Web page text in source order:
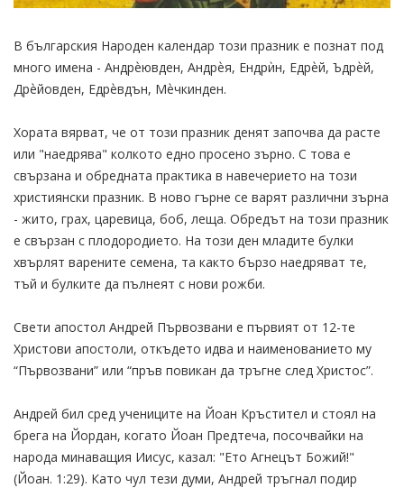
В българския Народен календар този празник е познат под
много имена - Андрѐювден, Андрѐя, Ендрѝн, Едрѐй, Ъдрѐй,
Дрѐйовден, Едрѐвдън, Мѐчкинден.
Хората вярват, че от този празник денят започва да расте
или "наедрява" колкото едно просено зърно. С това е
свързана и обредната практика в навечерието на този
християнски празник. В ново гърне се варят различни зърна
- жито, грах, царевица, боб, леща. Обредът на този празник
е свързан с плодородието. На този ден младите булки
хвърлят варените семена, та както бързо наедряват те,
тъй и булките да пълнеят с нови рожби.
Свети апостол Андрей Първозвани е първият от 12-те
Христови апостоли, откъдето идва и наименованието му
“Първозвани” или “пръв повикан да тръгне след Христос”.
Андрей бил сред учениците на Йоан Кръстител и стоял на
брега на Йордан, когато Йоан Предтеча, посочвайки на
народа минаващия Иисус, казал: "Ето Агнецът Божий!"
(Йоан. 1:29). Като чул тези думи, Андрей тръгнал подир